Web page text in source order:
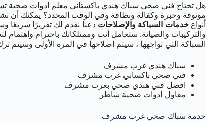
هل تحتاج فني صحي سباك هندي باكستاني معلم ادوات صحية
موثوقة وخبرة وكفالة ونظافة وفي الوقت المحدد؟ يمكنك أن
أنواع خدمات السباكة والإصلاحات دعنا نقدم لك تقريرًا سريعًا
والتركيبات والصيانة. ستعامل أنت وممتلكاتك باحترام
السباكة التي تواجهها ، سيتم اصلاحها في المرة الأولى وسيتم
سباك هندي غرب مشرف
فني صحي باكساني غرب مشرف
افضل فني هندي صحي بغرب مشرف
مقاول ادوات صحية شاطر
خدمة سباك صحي غرب مشرف